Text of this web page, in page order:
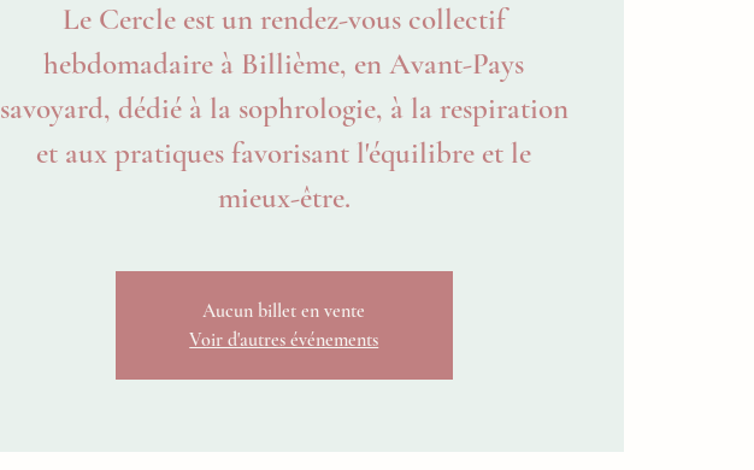
Le Cercle est un rendez-vous collectif
hebdomadaire à Billième, en Avant-Pays
savoyard, dédié à la sophrologie, à la respiration
et aux pratiques favorisant l'équilibre et le
mieux-être.
Aucun billet en vente
Voir d'autres événements